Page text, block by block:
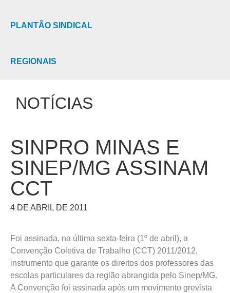
PLANTÃO SINDICAL
REGIONAIS
NOTÍCIAS
SINPRO MINAS E
SINEP/MG ASSINAM
CCT
4 DE ABRIL DE 2011
Foi assinada, na última sexta-feira (1º de abril), a
Convenção Coletiva de Trabalho (CCT) 2011/2012,
instrumento que garante os direitos dos professores das
escolas particulares da região abrangida pelo Sinep/MG.
A Convenção foi assinada após um movimento grevista